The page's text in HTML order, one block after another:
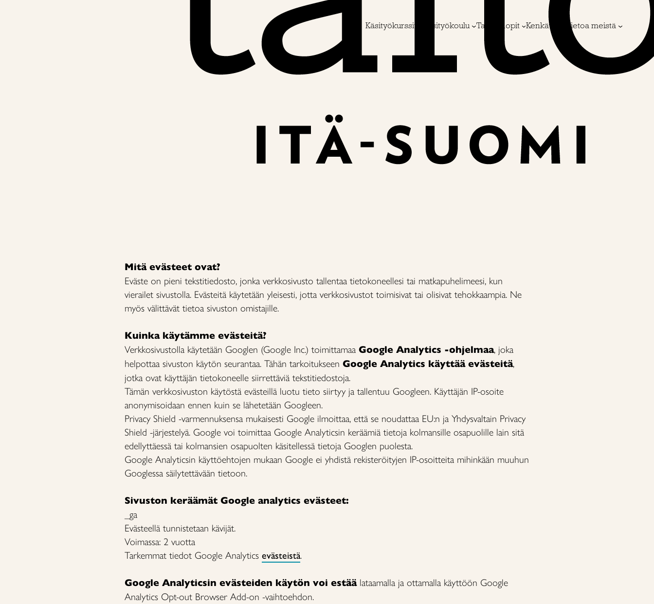
Käsityökurssit Käsityökoulu Taito Shopit Kenkävero Tietoa meistä
Mitä evästeet ovat?
Eväste on pieni tekstitiedosto, jonka verkkosivusto tallentaa tietokoneellesi tai matkapuhelimeesi, kun
vierailet sivustolla. Evästeitä käytetään yleisesti, jotta verkkosivustot toimisivat tai olisivat tehokkaampia. Ne
myös välittävät tietoa sivuston omistajille.
Kuinka käytämme evästeitä?
Verkkosivustolla käytetään Googlen (Google Inc.) toimittamaa Google Analytics -ohjelmaa, joka
helpottaa sivuston käytön seurantaa. Tähän tarkoitukseen Google Analytics käyttää evästeitä,
jotka ovat käyttäjän tietokoneelle siirrettäviä tekstitiedostoja.
Tämän verkkosivuston käytöstä evästeillä luotu tieto siirtyy ja tallentuu Googleen. Käyttäjän IP-osoite
anonymisoidaan ennen kuin se lähetetään Googleen.
Privacy Shield -varmennuksensa mukaisesti Google ilmoittaa, että se noudattaa EU:n ja Yhdysvaltain Privacy
Shield -järjestelyä. Google voi toimittaa Google Analyticsin keräämiä tietoja kolmansille osapuolille lain sitä
edellyttäessä tai kolmansien osapuolten käsitellessä tietoja Googlen puolesta.
Google Analyticsin käyttöehtojen mukaan Google ei yhdistä rekisteröityjen IP-osoitteita mihinkään muuhun
Googlessa säilytettävään tietoon.
Sivuston keräämät Google analytics evästeet:
_ga
Evästeellä tunnistetaan kävijät.
Voimassa: 2 vuotta
Tarkemmat tiedot Google Analytics evästeistä.
Google Analyticsin evästeiden käytön voi estäälataamalla ja ottamalla käyttöön Google
Analytics Opt-out Browser Add-on -vaihtoehdon.